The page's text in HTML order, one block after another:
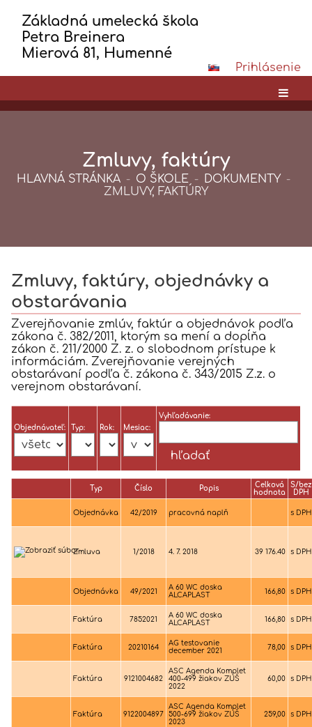
Základná umelecká škola
Petra Breinera
Mierová 81, Humenné
Prihlásenie
Zmluvy, faktúry
HLAVNÁ STRÁNKA - O ŠKOLE - DOKUMENTY -
ZMLUVY, FAKTÚRY
Zmluvy,
faktúry
Zmluvy, faktúry, objednávky a
obstarávania
Zverejňovanie zmlúv, faktúr a objednávok podľa
zákona č. 382/2011, ktorým sa mení a dopĺňa
zákon č. 211/2000 Z. z. o slobodnom prístupe k
informáciám. Zverejňovanie verejných
obstarávaní podľa č. zákona č. 343/2015 Z.z. o
verejnom obstarávaní.
Objednávateľ: Typ: Rok: Mesiac:
Vyhľadávanie:
Typ Číslo Popis
Celková
hodnota
S/bez
DPH
Objednávka 42/2019 pracovná naplň s DPH
Zmluva 1/2018 4. 7. 2018 39 176.40 s DPH
Objednávka 49/2021
A 60 WC doska
ALCAPLAST
166,80 s DPH
Faktúra 7852021
A 60 WC doska
ALCAPLAST
166,80 s DPH
Faktúra 20210164
AG testovanie
december 2021
78,00 s DPH
Faktúra 9121004682
ASC Agenda Komplet
400-499 žiakov ZUŠ
2022
60,00 s DPH
Faktúra 9122004897
ASC Agenda Komplet
500-699 žiakov ZUŠ
2023
259,00 s DPH